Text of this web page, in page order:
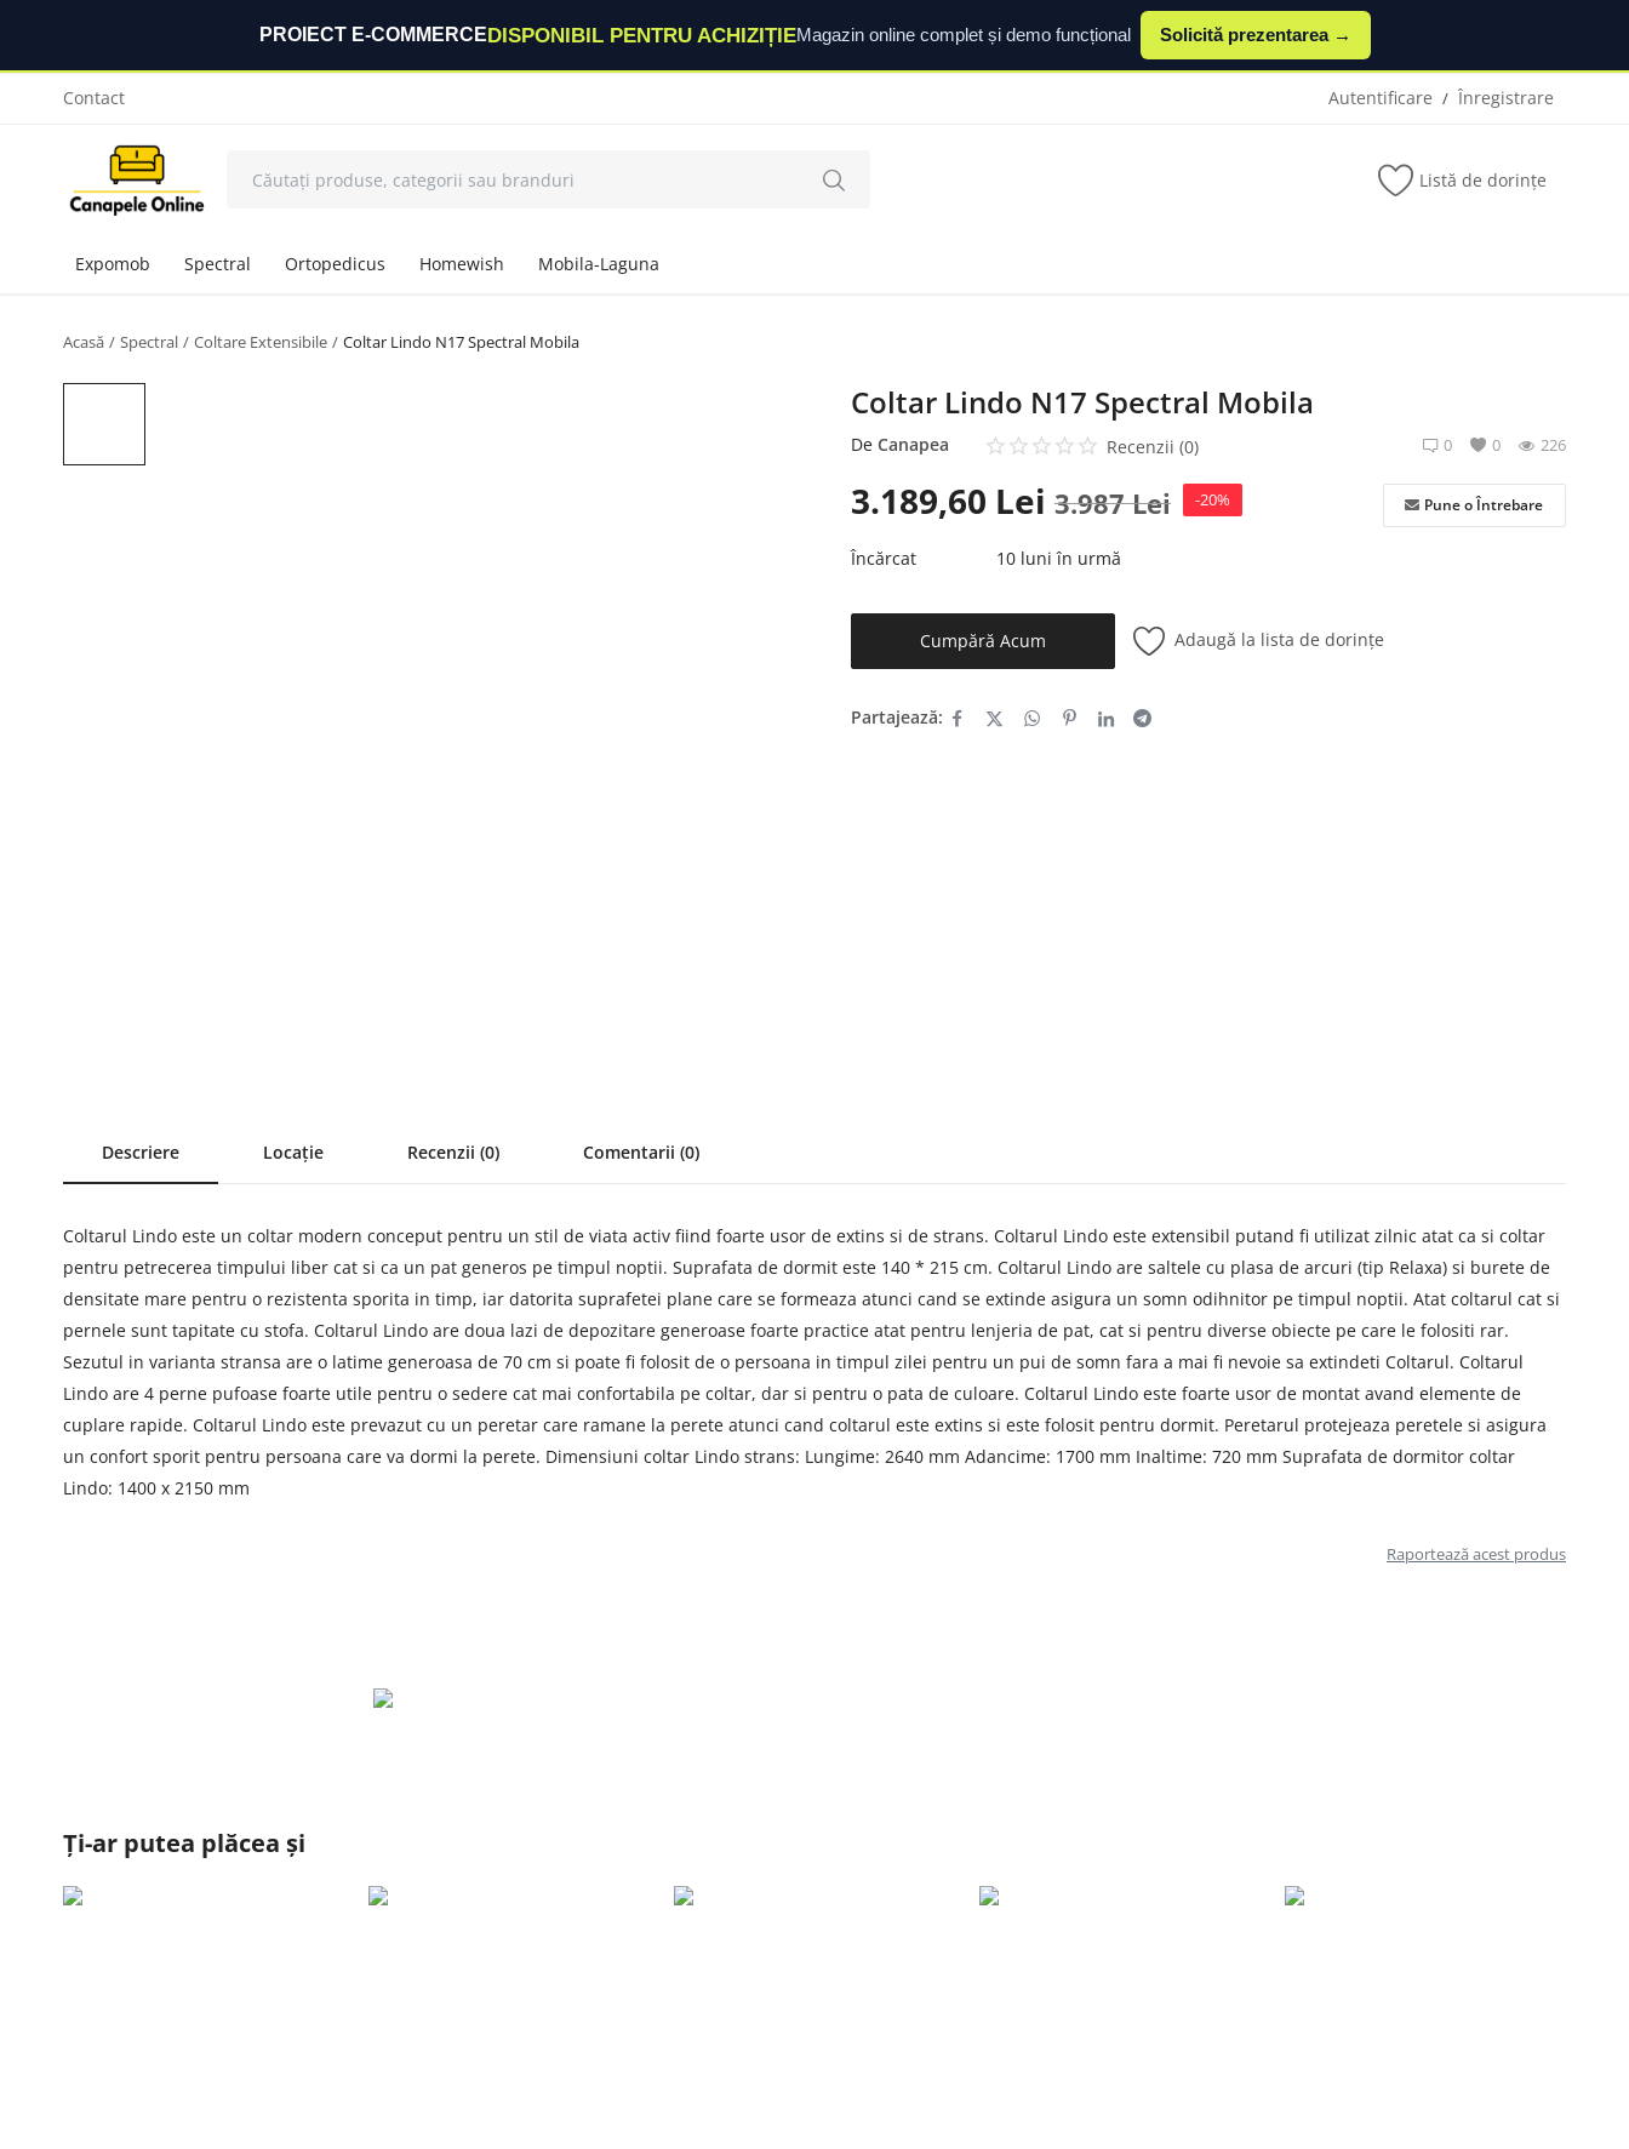
PROIECT E-COMMERCEDISPONIBIL PENTRU ACHIZIȚIEMagazin online complet și demo funcțional Solicită prezentarea →
Contact Autentificare / Înregistrare
Listă de dorințe
Expomob Spectral Ortopedicus Homewish Mobila-Laguna
Acasă Spectral Coltare Extensibile Coltar Lindo N17 Spectral Mobila
Coltar Lindo N17 Spectral Mobila
DeCanapea Recenzii (0) 0 0 226
3.189,60 Lei 3.987Lei -20% Pune o Întrebare
Încărcat 10 luni în urmă
Cumpără Acum Adaugă la lista de dorințe
Partajează:
Descriere Locație Recenzii (0) Comentarii (0)
Coltarul Lindo este un coltar modern conceput pentru un stil de viata activ fiind foarte usor de extins si de strans. Coltarul Lindo este extensibil putand fi utilizat zilnic atat ca si coltar
pentru petrecerea timpului liber cat si ca un pat generos pe timpul noptii. Suprafata de dormit este 140 * 215 cm. Coltarul Lindo are saltele cu plasa de arcuri (tip Relaxa) si burete de
densitate mare pentru o rezistenta sporita in timp, iar datorita suprafetei plane care se formeaza atunci cand se extinde asigura un somn odihnitor pe timpul noptii. Atat coltarul cat si
pernele sunt tapitate cu stofa. Coltarul Lindo are doua lazi de depozitare generoase foarte practice atat pentru lenjeria de pat, cat si pentru diverse obiecte pe care le folositi rar.
Sezutul in varianta stransa are o latime generoasa de 70 cm si poate fi folosit de o persoana in timpul zilei pentru un pui de somn fara a mai fi nevoie sa extindeti Coltarul. Coltarul
Lindo are 4 perne pufoase foarte utile pentru o sedere cat mai confortabila pe coltar, dar si pentru o pata de culoare. Coltarul Lindo este foarte usor de montat avand elemente de
cuplare rapide. Coltarul Lindo este prevazut cu un peretar care ramane la perete atunci cand coltarul este extins si este folosit pentru dormit. Peretarul protejeaza peretele si asigura
un confort sporit pentru persoana care va dormi la perete. Dimensiuni coltar Lindo strans: Lungime: 2640 mm Adancime: 1700 mm Inaltime: 720 mm Suprafata de dormitor coltar
Lindo: 1400 x 2150 mm
Raportează acest produs
Ți-ar putea plăcea și